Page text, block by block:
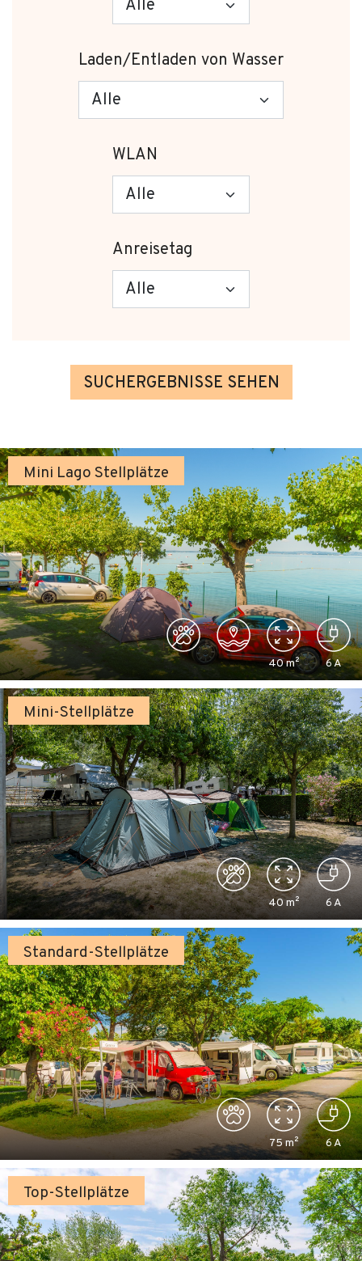
Laden/Entladen von Wasser
WLAN
Anreisetag
SUCHERGEBNISSE SEHEN
Mini Lago Stellplätze
40m² 6A
Mini-Stellplätze
40 m² 6A
Standard-Stellplätze
75m² 6A
Top-Stellplätze